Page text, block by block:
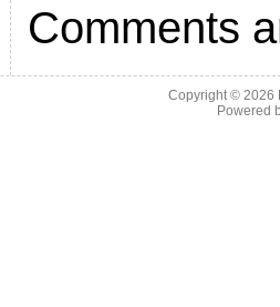
Comments
Copyright © 2026
Powered